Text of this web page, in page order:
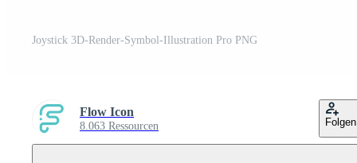
Joystick 3D-Render-Symbol-Illustration Pro PNG
Flow Icon
8.063 Ressourcen Folgen